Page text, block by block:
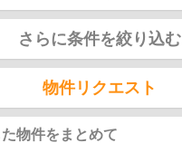
さらに条件を絞り込む
物件リクエスト
物件をまとめて